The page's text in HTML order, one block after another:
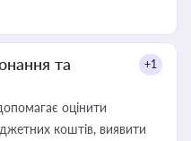
та
+1
оцінити
коштів, виявити